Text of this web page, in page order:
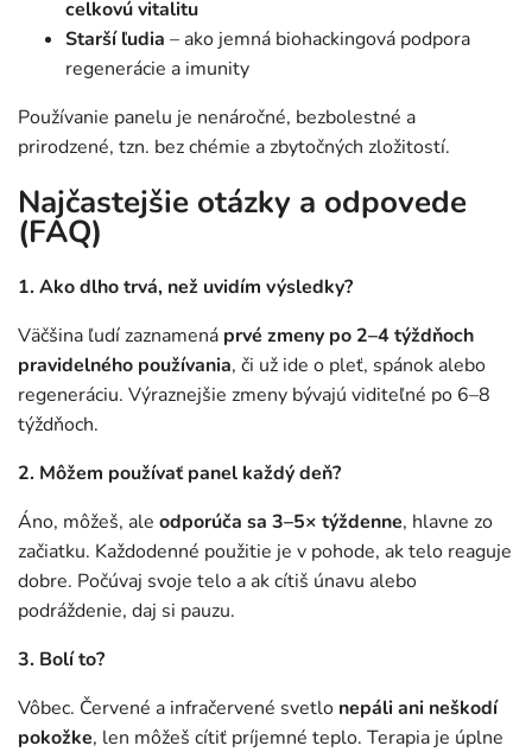
celkovú vitalitu
Starší ľudia – ako jemná biohackingová podpora
regenerácie a imunity
Používanie panelu je nenáročné, bezbolestné a
prirodzené, tzn. bez chémie a zbytočných zložitostí.
Najčastejšie otázky a odpovede
(FAQ)
1. Ako dlho trvá, než uvidím výsledky?
Väčšina ľudí zaznamená prvé zmeny po 2–4 týždňoch
pravidelného používania, či už ide o pleť, spánok alebo
regeneráciu. Výraznejšie zmeny bývajú viditeľné po 6–8
týždňoch.
2. Môžem používať panel každý deň?
Áno, môžeš, ale odporúča sa 3–5× týždenne, hlavne zo
začiatku. Každodenné použitie je v pohode, ak telo reaguje
dobre. Počúvaj svoje telo a ak cítiš únavu alebo
podráždenie, daj si pauzu.
3. Bolí to?
Vôbec. Červené a infračervené svetlo nepáli ani neškodí
pokožke, len môžeš cítiť príjemné teplo. Terapia je úplne